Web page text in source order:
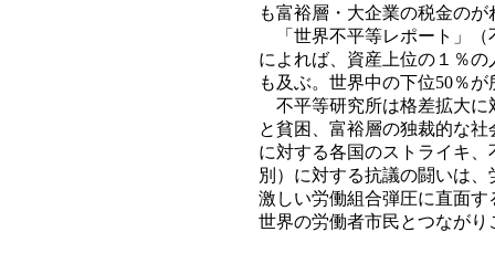
も富裕層・大企業の税金の
「世界不平等レポート」（
によれば、資産上位の１％
も及ぶ。世界中の下位50％
不平等研究所は格差拡大に
と貧困、富裕層の独裁的な
に対する各国のストライキ
別）に対する抗議の闘いは
激しい労働組合弾圧に直面
世界の労働者市民とつなが